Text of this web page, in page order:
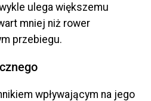
ulega większemu
mniej niż rower
przebiegu.
wpływającym na jego